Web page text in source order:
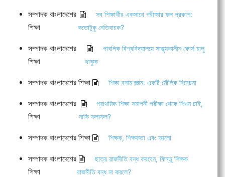
সম্পাদক বাংলাদেশের
শিক্ষা
সব শিক্ষার্থীর একসাথে পরীক্ষার ফল প্রকাশ:
কতোটুকু নেতিবাচক?
সম্পাদক বাংলাদেশের
শিক্ষা
পাবলিক বিশ্ববিদ্যালয়ে সান্ধ্যকালীন কোর্স চালু
থাকুক
সম্পাদক বাংলাদেশের শিক্ষা শিক্ষা বনাম জ্ঞান: একটি মৌলিক বিবেচনা
সম্পাদক বাংলাদেশের
শিক্ষা
প্রাথমিক শিক্ষা সমাপনী পরীক্ষা থেকে শিখন চাই,
নাকি ফলাফল?
সম্পাদক বাংলাদেশের শিক্ষা শিক্ষক, শিক্ষকতা এবং আলো
সম্পাদক বাংলাদেশের
শিক্ষা
ছাত্র রাজনীতি বন্ধ করবেন, কিন্তু শিক্ষক
রাজনীতি বন্ধ না করলে?